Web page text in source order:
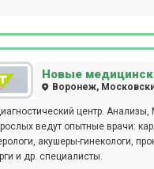
Новые
Воронеж,
центр.
ведут опытные врачи:
акушеры-гинекологи,
и др. специалисты.